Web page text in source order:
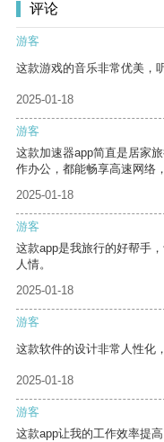
评论
游客
这款游戏的音乐非常优美，
2025-01-18
游客
这款加速器app简直是居家
作办公，都能畅享高速网络
2025-01-18
游客
这款app是我旅行的好帮手
人情。
2025-01-18
游客
这款软件的设计非常人性化
2025-01-18
游客
这款app让我的工作效率提